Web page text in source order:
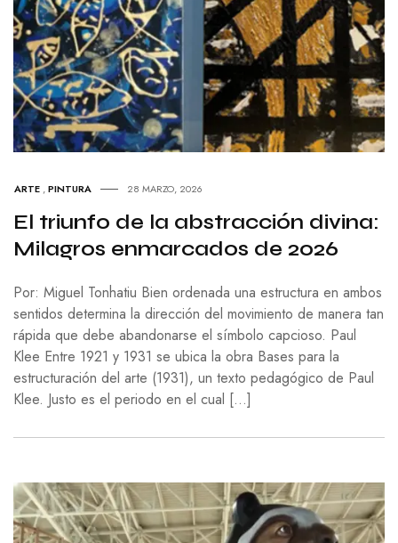
ARTE ,PINTURA 28 MARZO, 2026
El triunfo de la abstracción divina:
Milagros enmarcados de 2026
Por: Miguel Tonhatiu Bien ordenada una estructura en ambos
sentidos determina la dirección del movimiento de manera tan
rápida que debe abandonarse el símbolo capcioso. Paul
Klee Entre 1921 y 1931 se ubica la obra Bases para la
estructuración del arte (1931), un texto pedagógico de Paul
Klee. Justo es el periodo en el cual […]